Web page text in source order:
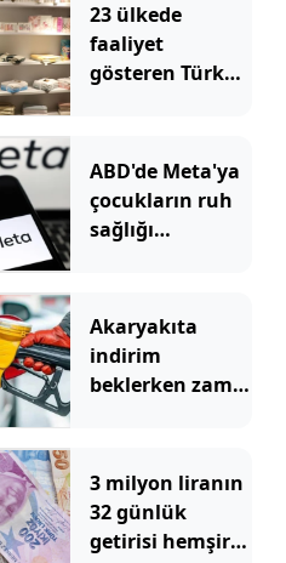
23 ülkede
faaliyet
gösteren Türk
bütün
mağazalarını
kapatıyor
ABD'de Meta'ya
çocukların ruh
sağlığı
ceza
Akaryakıta
indirim
beklerken zam
3 milyon liranın
32 günlük
getirisi hemşire